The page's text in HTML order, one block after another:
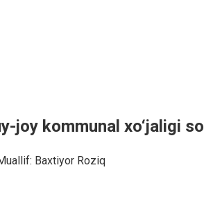
joy kommunal xo‘jaligi
Baxtiyor Roziq